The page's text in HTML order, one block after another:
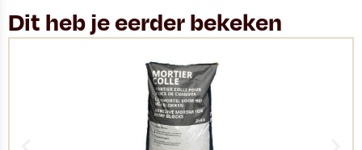
Dit heb je eerder bekeken